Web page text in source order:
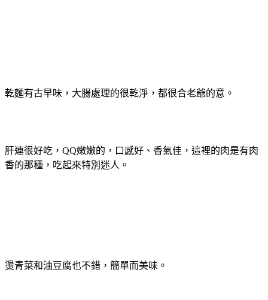
乾麵有古早味，大腸處理的很乾淨，都很合老爺的意。
肝連很好吃，QQ嫩嫩的，口感好、香氣佳，這裡的肉是有肉
香的那種，吃起來特別迷人。
燙青菜和油豆腐也不錯，簡單而美味。